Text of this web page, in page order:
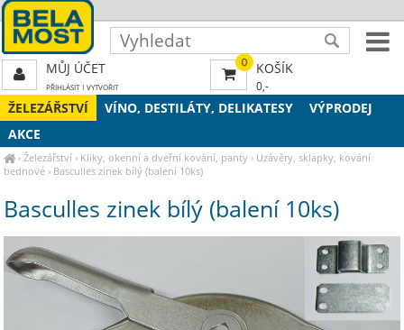
ŽELEZÁŘSTVÍ VÍNO, DESTILÁTY, DELIKATESY
VÝPRODEJ
AKCE
›Železářství › Kliky, okenní a dveřní kování, panty › Uzávěry, sklapky, kování
bednové › Basculles zinek bílý (balení 10ks)
Basculles zinek bílý (balení 10ks)
0 KOŠÍK
0,-
MŮJ ÚČET
PŘIHLÁSIT| VYTVOŘIT